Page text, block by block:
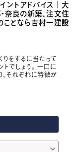
ントアドバイス｜大
奈良の新築、注文住
ことなら吉村一建設
をするに当たって
でしょう。 一口に
、それぞれに特徴が